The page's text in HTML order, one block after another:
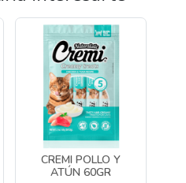
CREMI POLLO Y
ATÚN 60GR